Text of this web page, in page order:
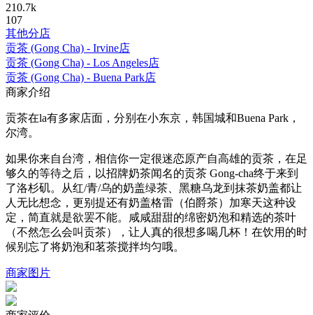
210.7k
107
其他分店
贡茶 (Gong Cha) - Irvine店
贡茶 (Gong Cha) - Los Angeles店
贡茶 (Gong Cha) - Buena Park店
商家介绍
贡茶在la有多家店面，分别在小东京，韩国城和Buena Park，
尔湾。
如果你来自台湾，相信你一定很迷恋原产自高雄的贡茶，在足
够久的等待之后，以招牌奶茶闻名的贡茶 Gong-cha终于来到
了洛杉矶。从红/青/乌的奶盖绿茶、黑糖乌龙到抹茶奶盖都让
人无比想念，更别提还有奶盖格雷（伯爵茶）加寒天这种设
定，简直就是欲罢不能。咸咸甜甜的绵密奶泡和精选的茶叶
（不然怎么会叫贡茶），让人真的很想多喝几杯！在饮用的时
候别忘了将奶泡和茗茶搅拌均匀哦。
商家图片